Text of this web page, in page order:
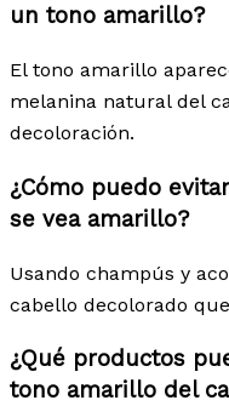
un tono amarillo?
El tono amarillo
melanina natural del
decoloración.
¿Cómo puedo
se vea amarillo?
Usando champús y
cabello decolorado
¿Qué productos
tono amarillo del